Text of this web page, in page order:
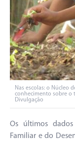
Nas escolas: o Núcleo
conhecimento sobre o
Divulgação
Os últimos
Familiar e do